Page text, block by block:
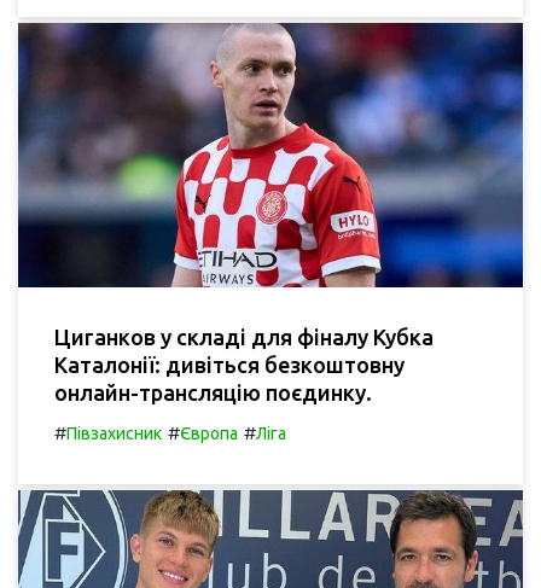
Циганков у складі для фіналу Кубка
Каталонії: дивіться безкоштовну
онлайн-трансляцію поєдинку.
#Півзахисник #Європа #Ліга